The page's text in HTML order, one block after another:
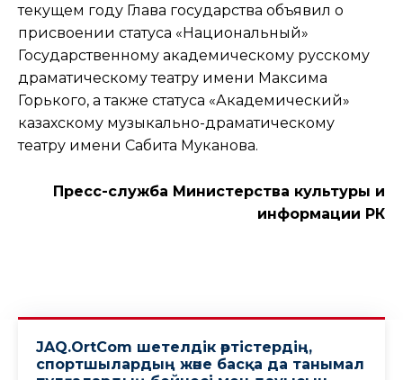
текущем году Глава государства объявил о
присвоении статуса «Национальный»
Государственному академическому русскому
драматическому театру имени Максима
Горького, а также статуса «Академический»
казахскому музыкально-драматическому
театру имени Сабита Муканова.
Пресс-служба Министерства культуры и
информации РК
JAQ.OrtCom шетелдік әртістердің,
спортшылардың және басқа да танымал